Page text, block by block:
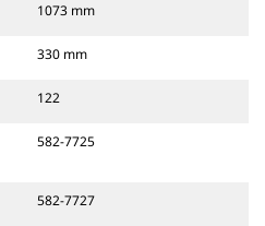
1073 mm
330 mm
122
582-7725
582-7727